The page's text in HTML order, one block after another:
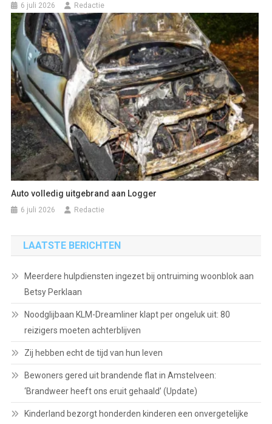
6 juli 2026 Redactie
Auto volledig uitgebrand aan Logger
6 juli 2026 Redactie
LAATSTE BERICHTEN
Meerdere hulpdiensten ingezet bij ontruiming woonblok aan
Betsy Perklaan
Noodglijbaan KLM-Dreamliner klapt per ongeluk uit: 80
reizigers moeten achterblijven
Zij hebben echt de tijd van hun leven
Bewoners gered uit brandende flat in Amstelveen:
‘Brandweer heeft ons eruit gehaald’ (Update)
Kinderland bezorgt honderden kinderen een onvergetelijke